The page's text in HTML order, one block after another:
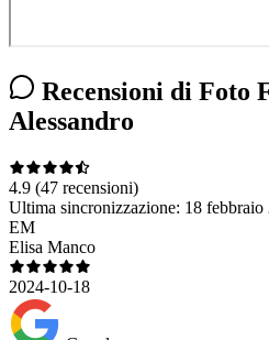
Recensioni di Foto
Alessandro
4.9 (47 recensioni)
Ultima sincronizzazione: 18 febbraio
EM
Elisa Manco
2024-10-18